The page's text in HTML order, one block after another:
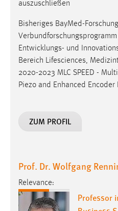
Entwicklungs- und
2020-2023 MLC SPEED -
Piezo and Enhanced Encoder
ZUM PROFIL
Prof. Dr. Wolfgang
Business
Wiss. Ltr.